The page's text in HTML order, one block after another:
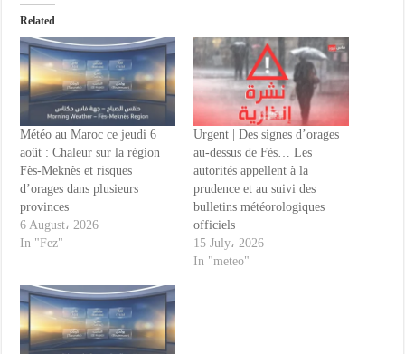
Related
Météo au Maroc ce jeudi 6
août : Chaleur sur la région
Fès-Meknès et risques
d’orages dans plusieurs
provinces
6 August، 2026
In "Fez"
Urgent | Des signes d’orages
au-dessus de Fès… Les
autorités appellent à la
prudence et au suivi des
bulletins météorologiques
officiels
15 July، 2026
In "meteo"